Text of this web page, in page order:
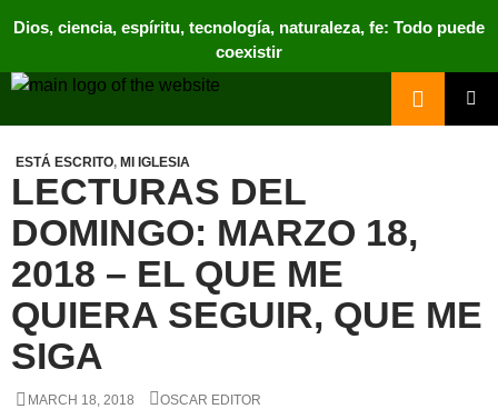
Dios, ciencia, espíritu, tecnología, naturaleza, fe: Todo puede
coexistir
Nos Rodea
Search
ESTÁ ESCRITO, MI IGLESIA
LECTURAS DEL
DOMINGO: MARZO 18,
2018 – EL QUE ME
QUIERA SEGUIR, QUE ME
SIGA
MARCH 18, 2018 OSCAR EDITOR